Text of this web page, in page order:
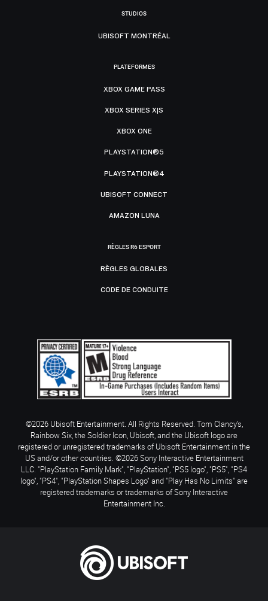
STUDIOS
UBISOFT MONTRÉAL
PLATEFORMES
XBOX GAME PASS
XBOX SERIES X|S
XBOX ONE
PLAYSTATION®5
PLAYSTATION®4
UBISOFT CONNECT
AMAZON LUNA
RÈGLES R6 ESPORT
RÈGLES GLOBALES
CODE DE CONDUITE
©2026 Ubisoft Entertainment. All Rights Reserved. Tom Clancy’s,
Rainbow Six, the Soldier Icon, Ubisoft, and the Ubisoft logo are
registered or unregistered trademarks of Ubisoft Entertainment in the
US and/or other countries. ©2026 Sony Interactive Entertainment
LLC. "PlayStation Family Mark", "PlayStation", "PS5 logo", "PS5", "PS4
logo", "PS4", "PlayStation Shapes Logo" and "Play Has No Limits" are
registered trademarks or trademarks of Sony Interactive
Entertainment Inc.